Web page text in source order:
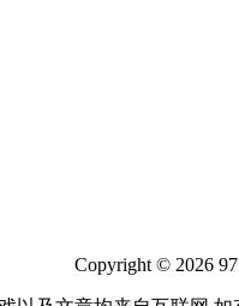
Copyright © 2026